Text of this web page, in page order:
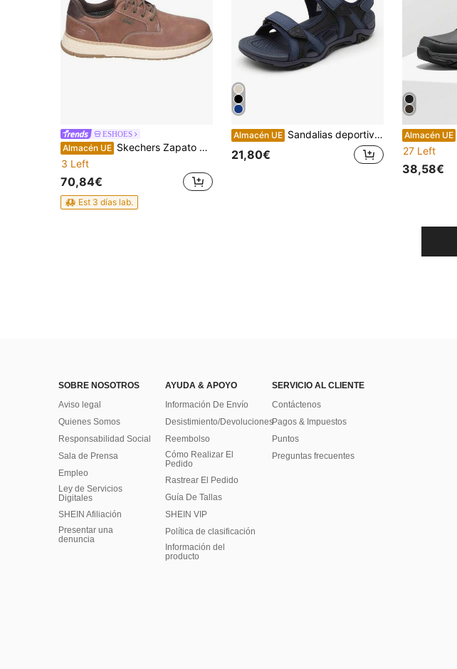
ESHOES
Almacén UE Skechers Zapato Waterproof Relaxed Fit Garlan Pryor para Hombre – Zapatos Cómodos Marrones con Cordones – Air Cooled Memory Foam – Relaxed Fit – Waterproof – Modelo 205234-BRN - ✅ Entrega 24/72h a España (península)
3 Left
70,84€
Est 3 días lab.
Almacén UE Sandalias deportivas Sdsa228m para hombre
21,80€
Almacén UE
27 Left
38,58€
SOBRE NOSOTROS
Aviso legal
Quienes Somos
Responsabilidad Social
Sala de Prensa
Empleo
Ley de Servicios
Digitales
SHEIN Afiliación
Presentar una
denuncia
AYUDA & APOYO
Información De Envío
Desistimiento/Devoluciones
Reembolso
Cómo Realizar El
Pedido
Rastrear El Pedido
Guía De Tallas
SHEIN VIP
Política de clasificación
​Información del
producto
SERVICIO AL CLIENTE
Contáctenos
Pagos & Impuestos
Puntos
Preguntas frecuentes